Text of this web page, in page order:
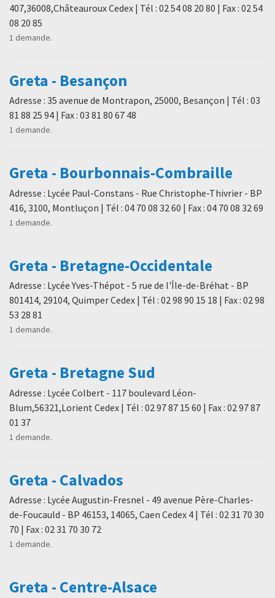
407,36008,Châteauroux Cedex | Tél : 02 54 08 20 80 | Fax : 02 54
08 20 85
1 demande.
Greta - Besançon
Adresse : 35 avenue de Montrapon, 25000, Besançon | Tél : 03
81 88 25 94 | Fax : 03 81 80 67 48
1 demande.
Greta - Bourbonnais-Combraille
Adresse : Lycée Paul-Constans - Rue Christophe-Thivrier - BP
416, 3100, Montluçon | Tél : 04 70 08 32 60 | Fax : 04 70 08 32 69
1 demande.
Greta - Bretagne-Occidentale
Adresse : Lycée Yves-Thépot - 5 rue de l'Île-de-Bréhat - BP
801414, 29104, Quimper Cedex | Tél : 02 98 90 15 18 | Fax : 02 98
53 28 81
1 demande.
Greta - Bretagne Sud
Adresse : Lycée Colbert - 117 boulevard Léon-
Blum,56321,Lorient Cedex | Tél : 02 97 87 15 60 | Fax : 02 97 87
01 37
1 demande.
Greta - Calvados
Adresse : Lycée Augustin-Fresnel - 49 avenue Père-Charles-
de-Foucauld - BP 46153, 14065, Caen Cedex 4 | Tél : 02 31 70 30
70 | Fax : 02 31 70 30 72
1 demande.
Greta - Centre-Alsace